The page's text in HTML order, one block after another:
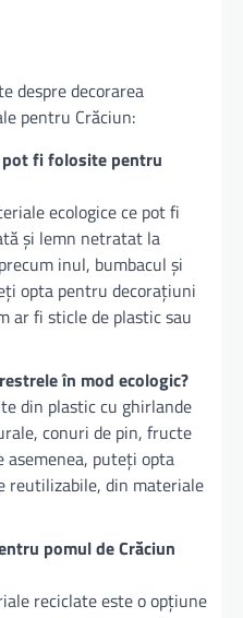
despre decorarea
pentru Crăciun:
pot fi folosite pentru
ecologice ce pot fi
și lemn netratat la
inul, bumbacul și
opta pentru decorațiuni
ar fi sticle de plastic sau
în mod ecologic?
din plastic cu ghirlande
conuri de pin, fructe
asemenea, puteți opta
reutilizabile, din materiale
pomul de Crăciun
reciclate este o opțiune